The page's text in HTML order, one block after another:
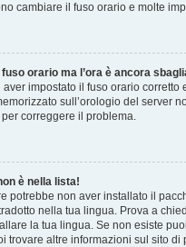
cambiare il fuso orario e molte
orario ma l’ora è ancora
impostato il fuso orario corretto
sull’orologio del server
correggere il problema.
è nella lista!
potrebbe non aver installato il
nella tua lingua. Prova a
la tua lingua. Se non esiste
trovare altre informazioni sul sito di